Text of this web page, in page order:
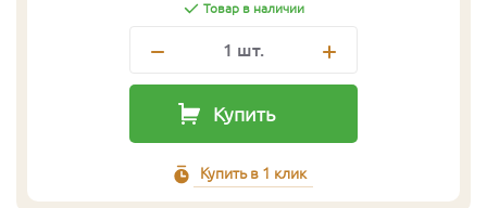
Товар в наличии
1 шт.
Купить
Купить в 1 клик